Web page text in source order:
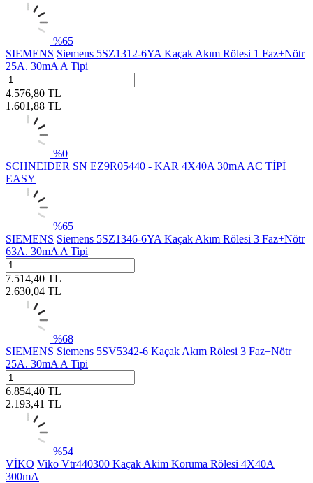
%65
SIEMENS Siemens 5SZ1312-6YA Kaçak Akım Rölesi 1 Faz+Nötr
25A. 30mA A Tipi
4.576,80 TL
1.601,88 TL
%0
SCHNEIDER SN EZ9R05440 - KAR 4X40A 30mA AC TİPİ
EASY
%65
SIEMENS Siemens 5SZ1346-6YA Kaçak Akım Rölesi 3 Faz+Nötr
63A. 30mA A Tipi
7.514,40 TL
2.630,04 TL
%68
SIEMENS Siemens 5SV5342-6 Kaçak Akım Rölesi 3 Faz+Nötr
25A. 30mA A Tipi
6.854,40 TL
2.193,41 TL
%54
VİKO Viko Vtr440300 Kaçak Akim Koruma Rölesi 4X40A
300mA